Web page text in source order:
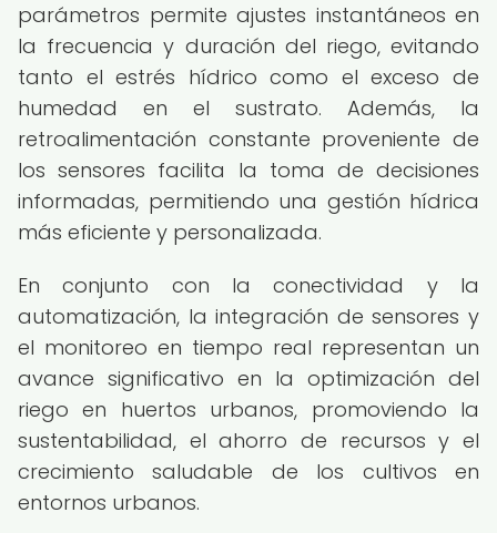
parámetros permite ajustes instantáneos en
la frecuencia y duración del riego, evitando
tanto el estrés hídrico como el exceso de
humedad en el sustrato. Además, la
retroalimentación constante proveniente de
los sensores facilita la toma de decisiones
informadas, permitiendo una gestión hídrica
más eficiente y personalizada.
En conjunto con la conectividad y la
automatización, la integración de sensores y
el monitoreo en tiempo real representan un
avance significativo en la optimización del
riego en huertos urbanos, promoviendo la
sustentabilidad, el ahorro de recursos y el
crecimiento saludable de los cultivos en
entornos urbanos.